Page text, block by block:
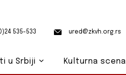
535-533 ured@zkvh.org.rs
u Srbiji Kulturna scena